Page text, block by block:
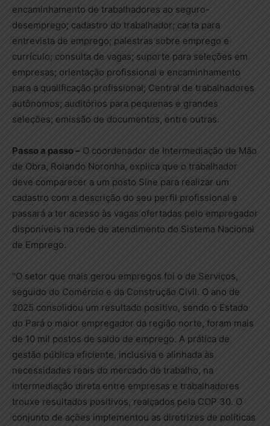
encaminhamento de trabalhadores ao seguro-
desemprego; cadastro do trabalhador; carta para
entrevista de emprego; palestras sobre emprego e
currículo; consulta de vagas; suporte para seleções em
empresas; orientação profissional e encaminhamento
para a qualificação profissional; Central de trabalhadores
autônomos; auditórios para pequenas e grandes
seleções; emissão de documentos, entre outras.
Passo a passo – O coordenador de Intermediação de Mão
de Obra, Rolando Noronha, explica que o trabalhador
deve comparecer a um posto Sine para realizar um
cadastro com a descrição do seu perfil profissional e
passará a ter acesso às vagas ofertadas pelo empregador
disponíveis na rede de atendimento do Sistema Nacional
de Emprego.
“O setor que mais gerou empregos foi o de Serviços,
seguido do Comércio e da Construção Civil. O ano de
2025 consolidou um resultado positivo, sendo o Estado
do Pará o maior empregador da região norte, foram mais
de 10 mil postos de saldo de emprego. A prática de
gestão pública eficiente, inclusiva e alinhada às
necessidades reais do mercado de trabalho, na
intermediação direta entre empresas e trabalhadores
trouxe resultados positivos, realçados pela COP 30. O
conjunto de ações implementou as diretrizes de políticas